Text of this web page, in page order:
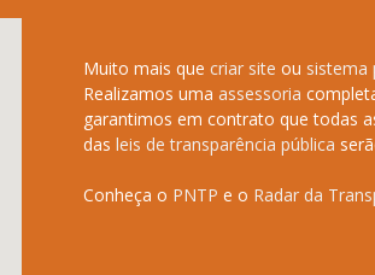
Muito mais que criar site ou sistema
Realizamos uma assessoria
garantimos em contrato que todas
das leis de transparência pública
Conheça o PNTP e o Radar da